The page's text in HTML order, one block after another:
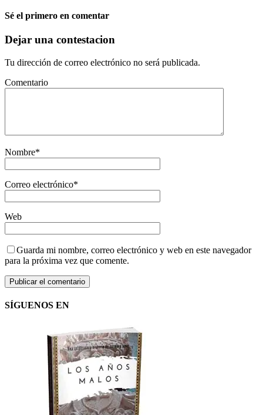
Sé el primero en comentar
Dejar una contestacion
Tu dirección de correo electrónico no será publicada.
Comentario
Nombre*
Correo electrónico*
Web
Guarda mi nombre, correo electrónico y web en este navegador
para la próxima vez que comente.
SÍGUENOS EN